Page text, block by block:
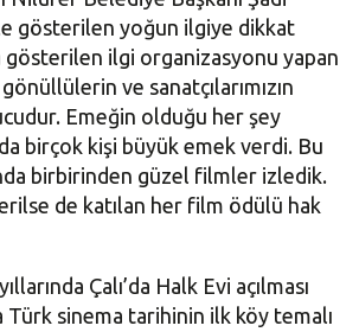
gösterilen yoğun ilgiye dikkat
gösterilen ilgi organizasyonu yapan
gönüllülerin ve sanatçılarımızın
Emeğin olduğu her şey
birçok kişi büyük emek verdi. Bu
birbirinden güzel filmler izledik.
de katılan her film ödülü hak
Çalı’da Halk Evi açılması
Türk sinema tarihinin ilk köy temalı